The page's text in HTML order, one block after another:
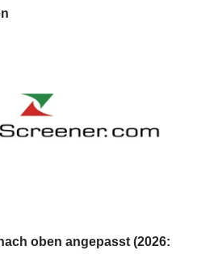
oben angepasst (2026: